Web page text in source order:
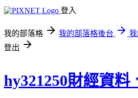
登入
我的部落格 我的部落格後台
登出
hy321250財經資